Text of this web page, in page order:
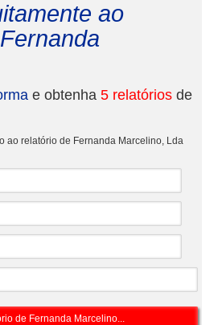
ao
e obtenha 5 relatórios de
ao relatório de Fernanda Marcelino, Lda